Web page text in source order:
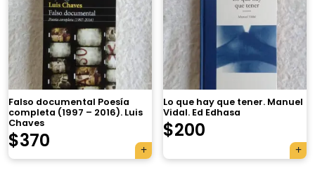
Falso documental Poesía
completa (1997 – 2016). Luis
Chaves
$370
Lo que hay que tener. Manuel
Vidal. Ed Edhasa
$200
×
Tu carrito está vacío.